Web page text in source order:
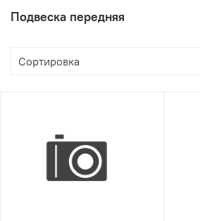
Подвеска передняя